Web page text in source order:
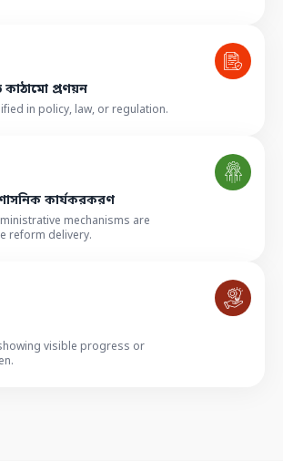
প্রণয়ন
in policy, law, or regulation.
কার্যকরকরণ
mechanisms are
reform delivery.
visible progress or